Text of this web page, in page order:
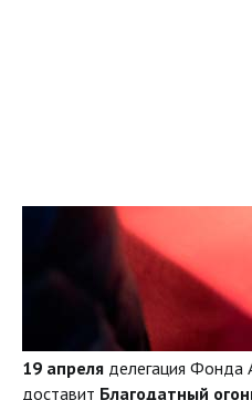
19 апреля делегация Фонда
доставит Благодатный